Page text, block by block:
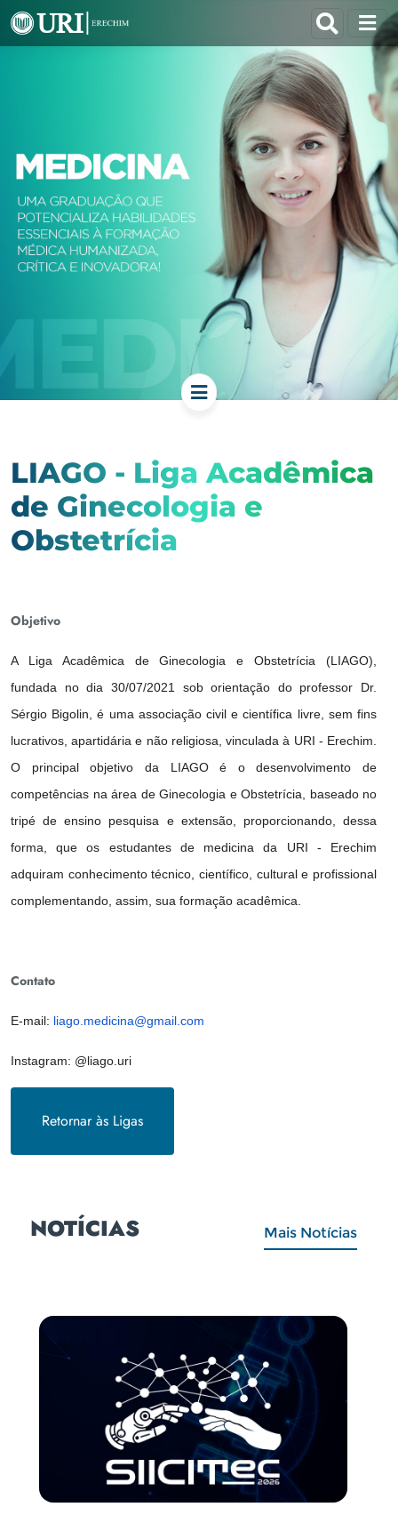
LIAGO - Liga Acadêmica
de Ginecologia e
Obstetrícia
Objetivo
A Liga Acadêmica de Ginecologia e Obstetrícia (LIAGO),
fundada no dia 30/07/2021 sob orientação do professor Dr.
Sérgio Bigolin, é uma associação civil e científica livre, sem fins
lucrativos, apartidária e não religiosa, vinculada à URI - Erechim.
O principal objetivo da LIAGO é o desenvolvimento de
competências na área de Ginecologia e Obstetrícia, baseado no
tripé de ensino pesquisa e extensão, proporcionando, dessa
forma, que os estudantes de medicina da URI - Erechim
adquiram conhecimento técnico, científico, cultural e profissional
complementando, assim, sua formação acadêmica.
Contato
E-mail: liago.medicina@gmail.com
Instagram: @liago.uri
Retornar às Ligas
NOTÍCIAS Mais Notícias